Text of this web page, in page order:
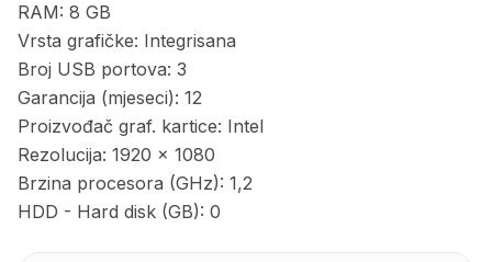
RAM: 8 GB
Vrsta grafičke: Integrisana
Broj USB portova: 3
Garancija (mjeseci): 12
Proizvođač graf. kartice: Intel
Rezolucija: 1920 x 1080
Brzina procesora (GHz): 1,2
HDD - Hard disk (GB): 0